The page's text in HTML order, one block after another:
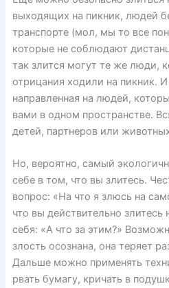
выходящих на пикник, людей
транспорте (мол, мы то все
которые не соблюдают
так злится могут те же люди,
отрицания ходили на пикник.
направленная на людей,
вами в одном пространстве.
детей, партнеров или
Но, вероятно, самый
себе в том, что вы злитесь.
вопрос: «На что я злюсь на
что вы действительно злитесь
себя: «А что за этим?»
злость осознана, она теряет
Дальше можно применять
рвать бумагу, кричать в